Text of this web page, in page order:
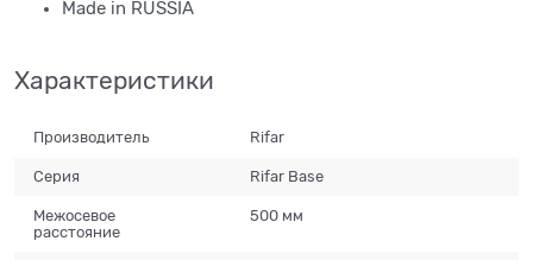
Made in RUSSIA
Характеристики
Производитель Rifar
Серия Rifar Base
Межосевое
расстояние
500 мм